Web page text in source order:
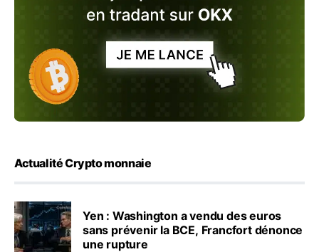
Actualité Crypto monnaie
Yen : Washington a vendu des euros
sans prévenir la BCE, Francfort dénonce
une rupture